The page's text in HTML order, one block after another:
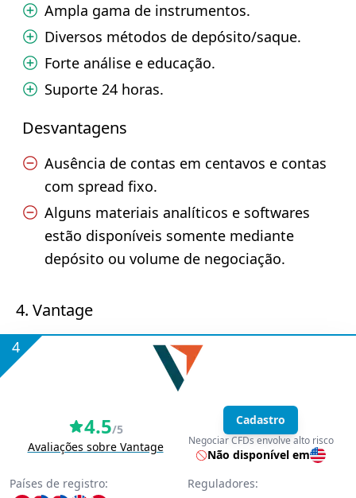
Ampla gama de instrumentos.
Diversos métodos de depósito/saque.
Forte análise e educação.
Suporte 24 horas.
Desvantagens
Ausência de contas em centavos e contas
com spread fixo.
Alguns materiais analíticos e softwares
estão disponíveis somente mediante
depósito ou volume de negociação.
4. Vantage
4
4.5/5
Avaliações sobre Vantage
Cadastro
Negociar CFDs envolve alto risco
Não disponível em
Países de registro:
Reguladores: